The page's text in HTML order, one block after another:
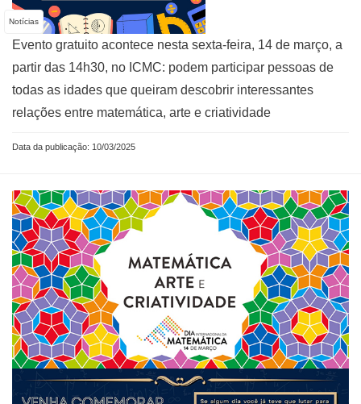
Notícias
Evento gratuito acontece nesta sexta-feira, 14 de março, a
partir das 14h30, no ICMC: podem participar pessoas de
todas as idades que queiram descobrir interessantes
relações entre matemática, arte e criatividade
Data da publicação: 10/03/2025